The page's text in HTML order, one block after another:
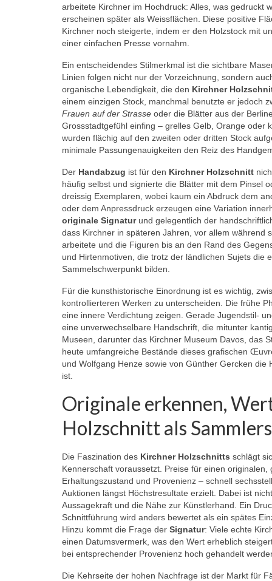
arbeitete Kirchner im Hochdruck: Alles, was gedruckt
erscheinen später als Weissflächen. Diese positive
Kirchner noch steigerte, indem er den Holzstock mit
einer einfachen Presse vornahm.
Ein entscheidendes Stilmerkmal ist die sichtbare
Linien folgen nicht nur der Vorzeichnung, sondern
organische Lebendigkeit, die den Kirchner
einem einzigen Stock, manchmal benutzte er jedoch
Frauen auf der Strasse oder die Blätter aus der
Grossstadtgefühl einfing – grelles Gelb, Orange oder
wurden flächig auf den zweiten oder dritten Stock
minimale Passungenauigkeiten den Reiz des
Der Handabzug ist für den Kirchner Holzschnitt
häufig selbst und signierte die Blätter mit dem Pinsel
dreissig Exemplaren, wobei kaum ein Abdruck dem
oder dem Anpressdruck erzeugen eine Variation
originale Signaturund gelegentlich der
dass Kirchner in späteren Jahren, vor allem während
arbeitete und die Figuren bis an den Rand des
und Hirtenmotiven, die trotz der ländlichen Sujets die
Sammelschwerpunkt bilden.
Für die kunsthistorische Einordnung ist es wichtig,
kontrollierteren Werken zu unterscheiden. Die frühe
eine innere Verdichtung zeigen. Gerade Jugendstil-
eine unverwechselbare Handschrift, die mitunter
Museen, darunter das Kirchner Museum Davos, das
heute umfangreiche Bestände dieses grafischen
und Wolfgang Henze sowie von Günther Gercken
ist.
Originale erkennen,
Holzschnitt als
Die Faszination des Kirchner Holzschnitts schlägt
Kennerschaft voraussetzt. Preise für einen
Erhaltungszustand und Provenienz – schnell
Auktionen längst Höchstresultate erzielt. Dabei ist
Aussagekraft und die Nähe zur Künstlerhand. Ein
Schnittführung wird anders bewertet als ein spätes
Hinzu kommt die Frage der Signatur: Viele echte
einen Datumsvermerk, was den Wert erheblich
bei entsprechender Provenienz hoch gehandelt
Die Kehrseite der hohen Nachfrage ist der Markt für